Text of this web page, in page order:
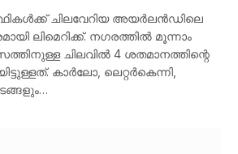
ചിലവേറിയ അയർലൻഡിലെ
ലിമെറിക്ക്. നഗരത്തിൽ മൂന്നാം
ചിലവിൽ 4 ശതമാനത്തിന്റെ
കാർലോ, ലെറ്റർകെന്നി,